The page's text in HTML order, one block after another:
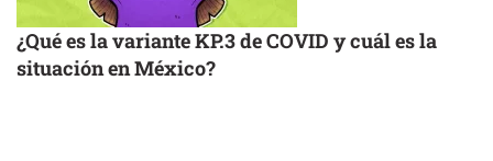
¿Qué es la variante KP.3 de COVID y cuál es la
situación en México?